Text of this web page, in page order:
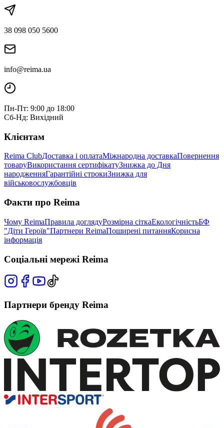
38 098 050 5600
info@reima.ua
Пн-Пт: 9:00 до 18:00
Сб-Нд: Вихідний
Клієнтам
Reima ClubДоставка і оплатаМіжнародна доставкаПовернення
товаруВикористання сертифікатуЗнижка до Дня
народженняГарантійні строкиЗнижка для
військовослужбовців
Факти про Reima
Чому ReimaПравила доглядуРозмірна сіткаЕкологічністьБФ
"Діти Героїв"Партнери ReimaПоширені питанняКорисна
інформація
Соціальні мережі Reima
Партнери бренду Reima